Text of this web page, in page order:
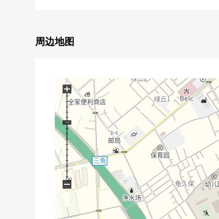
○ 在喜欢的House厂商可以建筑
■ 周边施设━━━━━━━━━━━━━━━・・・
○ 大井小学步行12分钟(约960m)
○ 大井中学步行12分钟(约930m)
○ 龟久保区划调整纪念公园步行1分钟(约70m)
○ Welcia大井町中央商店步行2分钟(约160m)
○ 7-Eleven埼玉大井中央商店步行3分钟(约180m)
○ 大井龟久保邮局步行3分钟(约180m)
○ 富士见野市大井综合分所步行3分钟(约180m)
○ THE BIG-A大井龟久保商店步行3分钟(约190m)
○ 龟久保中央公园步行4分钟(约270m)
周边地图
+
−